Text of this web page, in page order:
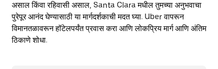
असाल किंवा रहिवासी असाल, Santa Clara मधील तुमच्या अनुभवाचा
पुरेपूर आनंद घेण्यासाठी या मार्गदर्शकाची मदत घ्या. Uber वापरून
विमानतळावरून हॉटेलपर्यंत प्रवास करा आणि लोकप्रिय मार्ग आणि अंतिम
ठिकाणे शोधा.